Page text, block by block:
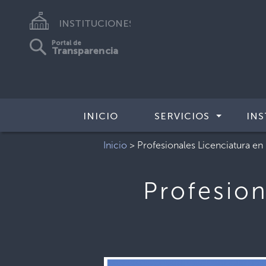
INSTITUCIONES
Portal de
Transparencia
INICIO SERVICIOS
Inicio > Profesionales Licenciatura